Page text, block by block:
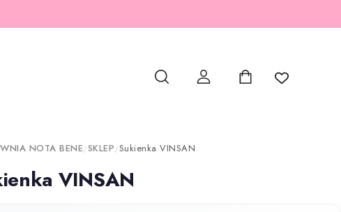
NOTA BENE/SKLEP/Sukienka VINSAN
VINSAN